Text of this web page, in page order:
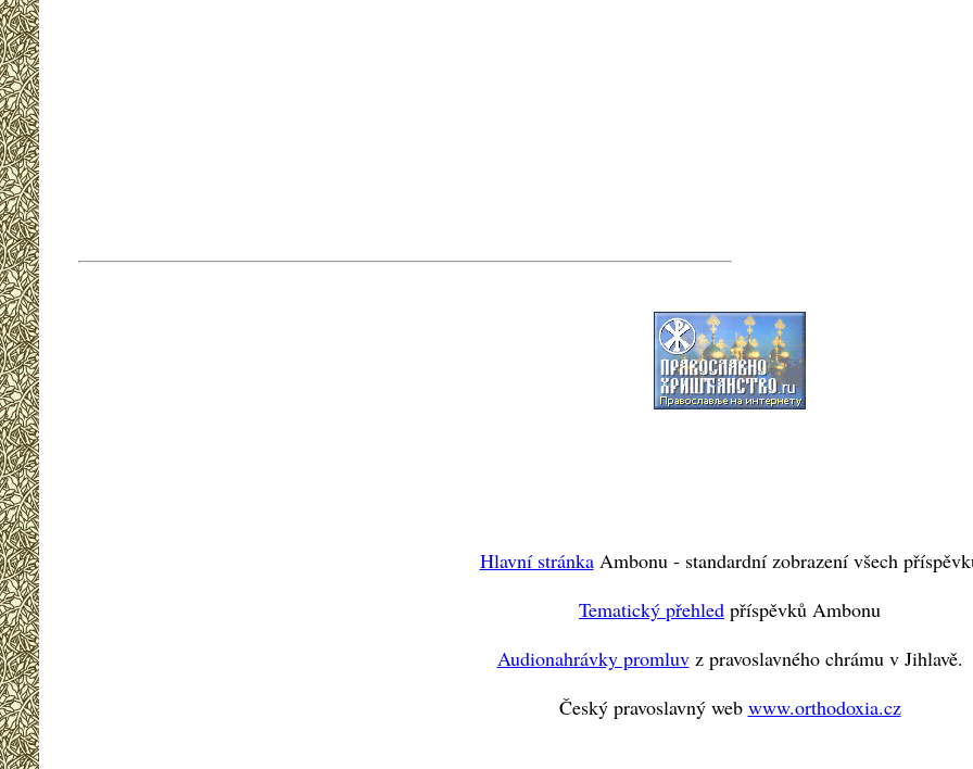
Hlavní stránkaAmbonu - standardní zobrazení všech
Tematický přehled příspěvků Ambonu
Audionahrávky promluvz pravoslavného chrámu v Jihlavě.
Český pravoslavný web www.orthodoxia.cz